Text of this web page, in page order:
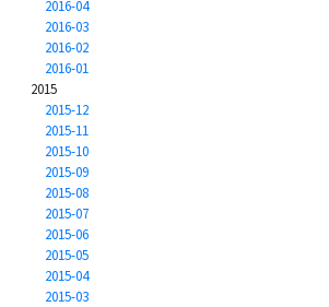
2016-04
2016-03
2016-02
2016-01
2015
2015-12
2015-11
2015-10
2015-09
2015-08
2015-07
2015-06
2015-05
2015-04
2015-03